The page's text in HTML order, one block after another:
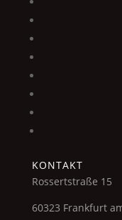
KONTAKT
Rossertstraße 15
60323 Frankfurt